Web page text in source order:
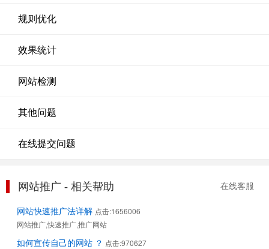
规则优化
效果统计
网站检测
其他问题
在线提交问题
网站推广 - 相关帮助 在线客服
网站快速推广法详解 点击:1656006
网站推广,快速推广,推广网站
如何宣传自己的网站 ？ 点击:970627